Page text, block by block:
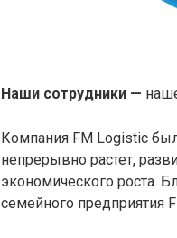
Наши сотрудники —
Компания FM Logistic
непрерывно растет,
экономического роста.
семейного предприятия